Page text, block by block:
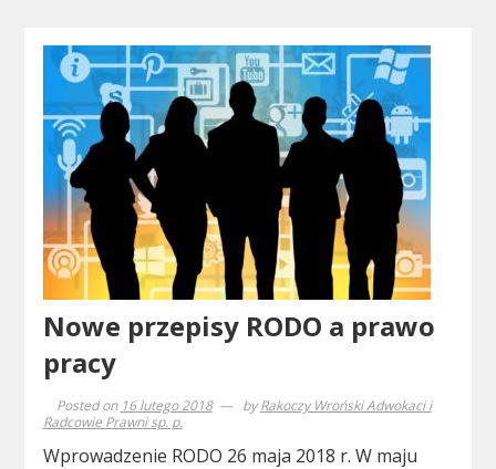
Nowe przepisy RODO a prawo
pracy
Posted on 16 lutego 2018 byRakoczy Wroński Adwokaci i
Radcowie Prawni sp. p.
Wprowadzenie RODO 26 maja 2018 r. W maju